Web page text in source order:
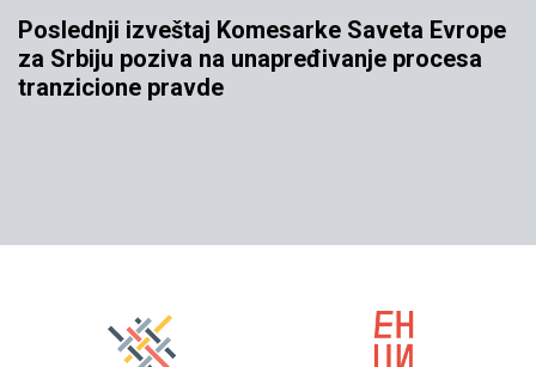
Poslednji izveštaj Komesarke Saveta Evrope
za Srbiju poziva na unapređivanje procesa
tranzicione pravde